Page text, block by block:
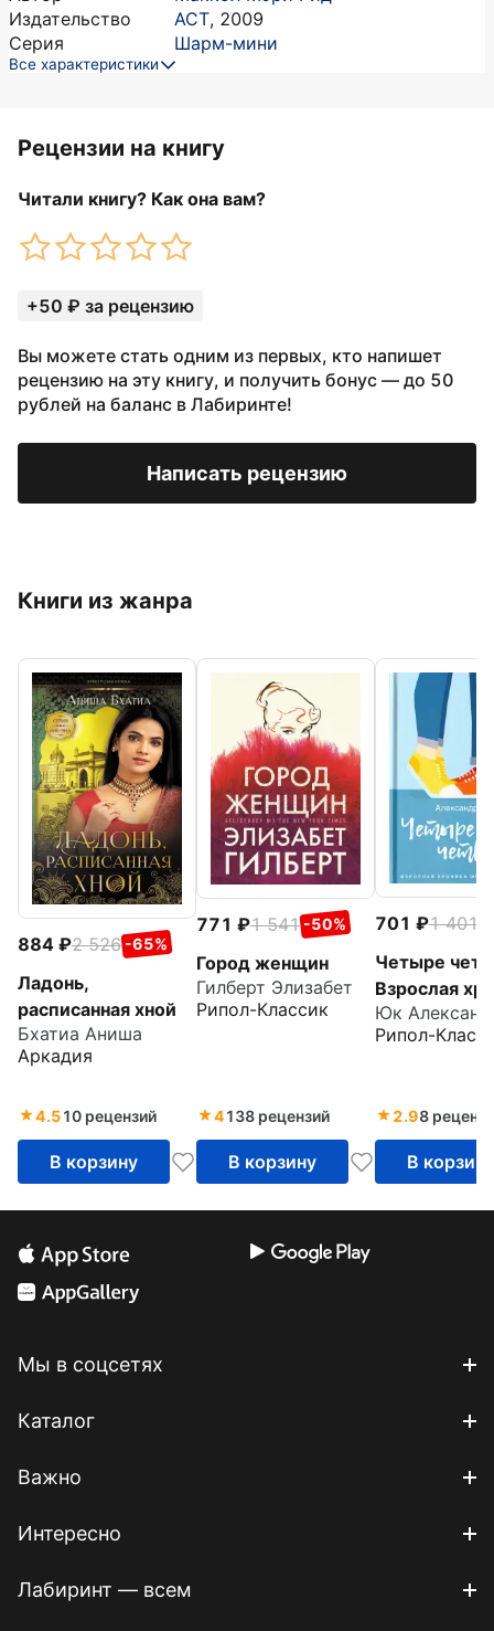
Издательство
АСТ, 2009
Серия
Шарм-мини
Все характеристики
Рецензии на книгу
Читали книгу? Как она вам?
+50 ₽ за рецензию
Вы можете стать одним из первых, кто напишет
рецензию на эту книгу, и получить бонус — до 50
рублей на баланс в Лабиринте!
Написать рецензию
Книги из жанра
884 2 526 -65%
Ладонь,
расписанная хной
Бхатиа Аниша
Аркадия
4.510 рецензий
В корзину
771 1 541 -50%
Город женщин
Гилберт Элизабет
Рипол-Классик
4138 рецензий
В корзину
701 1 401
Четыре
Взрослая
школьной
Юк
Рипол-
2.98
В корзину
Мы в соцсетях
Каталог
Важно
Интересно
Лабиринт — всем